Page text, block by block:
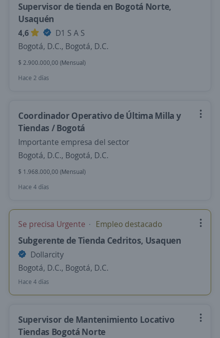
Supervisor de tienda en Bogotá Norte,
Usaquén
4,6
D1 S A S
Bogotá, D.C., Bogotá, D.C.
$ 2.900.000,00 (Mensual)
Hace 2 días
Coordinador Operativo de Última Milla y
Tiendas / Bogotá
Importante empresa del sector
Bogotá, D.C., Bogotá, D.C.
$ 1.968.000,00 (Mensual)
Hace 4 días
Se precisa Urgente Empleo destacado
Subgerente de Tienda Cedritos, Usaquen
Dollarcity
Bogotá, D.C., Bogotá, D.C.
Hace 4 días
Supervisor de Mantenimiento Locativo
Tiendas Bogotá Norte